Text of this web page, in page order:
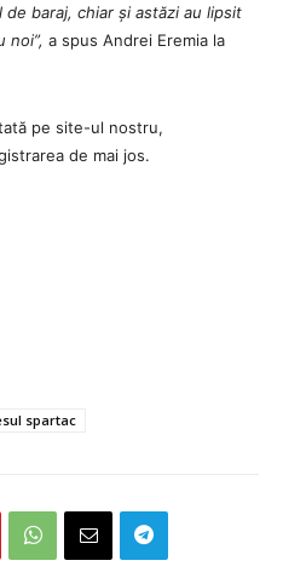
baraj, chiar și astăzi au lipsit
noi”, a spus Andrei Eremia la
pe site-ul nostru,
de mai jos.
spartac